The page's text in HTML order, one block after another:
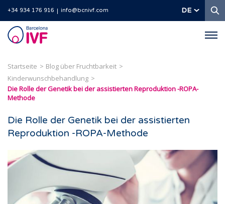
+34 934 176 916 info@bcnivf.com DE
Barcelona
IVF
Startseite
Blog über Fruchtbarkeit
Kinderwunschbehandlung
Die Rolle der Genetik bei der assistierten Reproduktion -ROPA-
Methode
Die Rolle der Genetik bei der assistierten
Reproduktion -ROPA-Methode